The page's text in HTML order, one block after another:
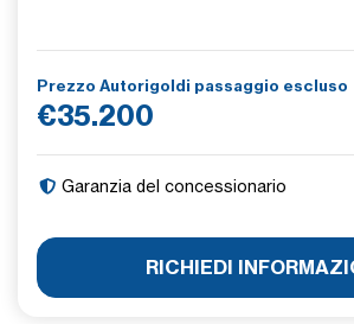
Prezzo Autorigoldi passaggio escluso
€35.200
Garanzia del concessionario
RICHIEDI